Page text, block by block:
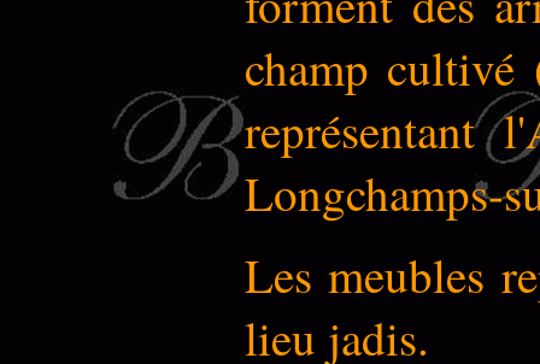
champ cultivé
représentant
Longchamps-
Les meubles
lieu jadis.